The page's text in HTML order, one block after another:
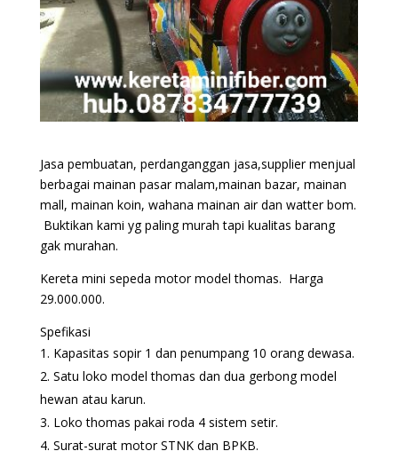
Jasa pembuatan, perdanganggan jasa,supplier menjual
berbagai mainan pasar malam,mainan bazar, mainan
mall, mainan koin, wahana mainan air dan watter bom.
Buktikan kami yg paling murah tapi kualitas barang
gak murahan.
Kereta mini sepeda motor model thomas. Harga
29.000.000.
Spefikasi
Kapasitas sopir 1 dan penumpang 10 orang dewasa.
Satu loko model thomas dan dua gerbong model
hewan atau karun.
Loko thomas pakai roda 4 sistem setir.
Surat-surat motor STNK dan BPKB.